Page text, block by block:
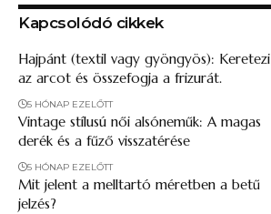
Kapcsolódó cikkek
Hajpánt (textil vagy gyöngyös): Keretezi
az arcot és összefogja a frizurát.
5 HÓNAP EZELŐTT
Vintage stílusú női alsóneműk: A magas
derék és a fűző visszatérése
5 HÓNAP EZELŐTT
Mit jelent a melltartó méretben a betű
jelzés?